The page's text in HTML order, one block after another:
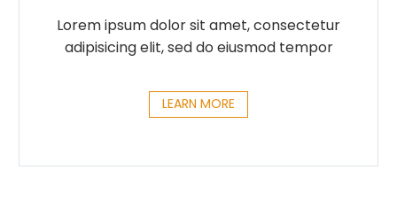
Lorem ipsum dolor sit amet, consectetur
adipisicing elit, sed do eiusmod tempor
LEARN MORE